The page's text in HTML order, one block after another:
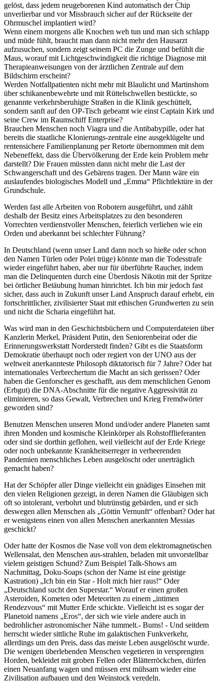
gelöst, dass jedem neugeborenen Kind automatisch der Chip
unverlierbar und vor Missbrauch sicher auf der Rückseite der
Ohrmuschel implantiert wird?
Wenn einem morgens alle Knochen weh tun und man sich schlapp
und müde fühlt, braucht man dann nicht mehr den Hausarzt
aufzusuchen, sondern zeigt seinem PC die Zunge und befühlt die
Maus, worauf mit Lichtgeschwindigkeit die richtige Diagnose mit
Therapieanweisungen von der ärztlichen Zentrale auf dem
Bildschirm erscheint?
Werden Notfallpatienten nicht mehr mit Blaulicht und Martinshorn
über schikanenbewehrte und mit Rüttelschwellen bestückte, so
genannte verkehrsberuhigte Straßen in die Klinik geschüttelt,
sondern sanft auf den OP-Tisch gebeamt wie einst Captain Kirk und
seine Crew im Raumschiff Enterprise?
Brauchen Menschen noch Viagra und die Antibabypille, oder hat
bereits die staatliche Klonierungs-zentrale eine ausgeklügelte und
rentensichere Familienplanung per Retorte übernommen mit dem
Nebeneffekt, dass die Übervölkerung der Erde kein Problem mehr
darstellt? Die Frauen müssten dann nicht mehr die Last der
Schwangerschaft und des Gebärens tragen. Der Mann wäre ein
auslaufendes biologisches Modell und
Emma
Pflichtlektüre in der
Grundschule.
Werden fast alle Arbeiten von Robotern ausgeführt, und zählt
deshalb der Besitz eines Arbeitsplatzes zu den besonderen
Vorrechten verdienstvoller Menschen, feierlich verliehen wie ein
Orden und aberkannt bei schlechter Führung?
In Deutschland (wenn unser Land dann noch so hieße oder schon
den Namen Türlen oder Polei trüge) könnte man die Todesstrafe
wieder eingeführt haben, aber nur für überführte Raucher, indem
man die Delinquenten durch eine Überdosis Nikotin mit der Spritze
bei örtlicher Betäubung human hinrichtet. Ich bin mir jedoch fast
sicher, dass auch in Zukunft unser Land Anspruch darauf erhebt, ein
fortschrittlicher, zivilisierter Staat mit ethischen Grundwerten zu sein
und nicht die Scharia eingeführt hat.
Was wird man in den Geschichtsbüchern und Computerdateien über
Kanzlerin Merkel, Präsident Putin, den Seniorenbeirat oder die
Erinnerungswerkstatt Norderstedt finden? Gibt es die Staatsform
Demokratie überhaupt noch oder regiert von der UNO aus der
weltweit anerkannteste Philosoph diktatorisch für 7 Jahre? Oder hat
internationales Verbrechertum die Macht an sich gerissen? Oder
haben die Genforscher es geschafft, aus dem menschlichen Genom
(Erbgut) die DNA-Abschnitte für die negative Aggressivität zu
eliminieren, so dass Gewalt, Verbrechen und Krieg Fremdwörter
geworden sind?
Benutzen Menschen unseren Mond und/oder andere Planeten samt
ihren Monden und kosmische Kleinkörper als Rohstofflieferanten
oder sind sie dorthin geflohen, weil vielleicht auf der Erde Kriege
oder noch unbekannte Krankheitserreger in verheerenden
Pandemien menschliches Leben ausgelöscht oder unerträglich
gemacht haben?
Hat der Schöpfer aller Dinge vielleicht ein gnädiges Einsehen mit
den vielen Religionen gezeigt, in deren Namen die Gläubigen sich
oft so intolerant, verbohrt und blutrünstig gebärden, und er sich
deswegen allen Menschen als
Göttin Vernunft
offenbart? Oder hat
er wenigstens einen von allen Menschen anerkannten Messias
geschickt?
Oder hatte der Kosmos die Nase voll von dem elektromagnetischen
Wellensalat, den Menschen aus-strahlen, beladen mit unvorstellbar
vielem geistigen Schund? Zum Beispiel Talk-Shows am
Nachmittag, Doku-Soaps (schon der Name ist eine geistige
Kastration)
Ich bin ein Star - Holt mich hier raus!
Oder
Deutschland sucht den Superstar.
Worauf er einen großen
Asteroiden, Kometen oder Meteoriten zu einem
intimen
Rendezvous
mit Mutter Erde schickte. Vielleicht ist es sogar der
Planetoid namens
Eros , der sich wie viele andere auch in
bedrohlicher astronomischer Nähe tummelt.- Bums! - Und seitdem
herrscht wieder sittliche Ruhe im galaktischen Funkverkehr,
allerdings um den Preis, dass das meiste Leben ausgelöscht wurde.
Die wenigen überlebenden Menschen vegetieren in versprengten
Horden, bekleidet mit groben Fellen oder Blätterröckchen, dürfen
einen Neuanfang wagen und müssen erst mühsam wieder eine
Zivilisation aufbauen und den Weinstock veredeln.